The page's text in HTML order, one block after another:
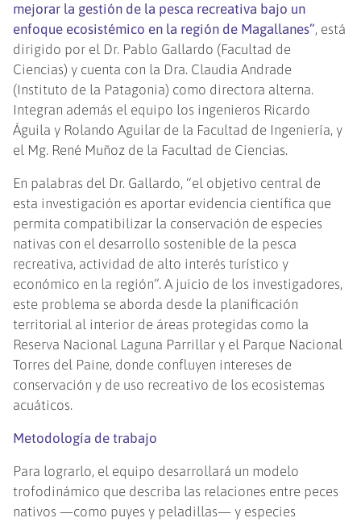
mejorar la gestión de la pesca recreativa bajo un
enfoque ecosistémico en la región de Magallanes”, está
dirigido por el Dr. Pablo Gallardo (Facultad de
Ciencias) y cuenta con la Dra. Claudia Andrade
(Instituto de la Patagonia) como directora alterna.
Integran además el equipo los ingenieros Ricardo
Águila y Rolando Aguilar de la Facultad de Ingeniería, y
el Mg. René Muñoz de la Facultad de Ciencias.
En palabras del Dr. Gallardo, “el objetivo central de
esta investigación es aportar evidencia científica que
permita compatibilizar la conservación de especies
nativas con el desarrollo sostenible de la pesca
recreativa, actividad de alto interés turístico y
económico en la región”. A juicio de los investigadores,
este problema se aborda desde la planificación
territorial al interior de áreas protegidas como la
Reserva Nacional Laguna Parrillar y el Parque Nacional
Torres del Paine, donde confluyen intereses de
conservación y de uso recreativo de los ecosistemas
acuáticos.
Metodología de trabajo
Para lograrlo, el equipo desarrollará un modelo
trofodinámico que describa las relaciones entre peces
nativos —como puyes y peladillas— y especies